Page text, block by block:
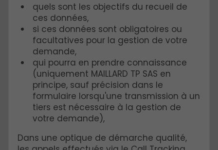
quels sont les objectifs du recueil de
ces données,
si ces données sont obligatoires ou
facultatives pour la gestion de votre
demande,
qui pourra en prendre connaissance
(uniquement MAILLARD TP SAS en
principe, sauf précision dans le
formulaire lorsqu'une transmission à un
tiers est nécessaire à la gestion de
votre demande),
Dans une optique de démarche qualité,